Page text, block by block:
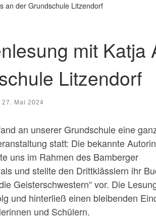
an der Grundschule Litzendorf
mit Katja
Litzendorf
27. Mai 2024
an unserer Grundschule eine
statt: Die bekannte
uns im Rahmen des Bamberger
und stellte den Drittklässlern ihr
Geisterschwestern“ vor. Die
und hinterließ einen bleibenden
und Schülern.